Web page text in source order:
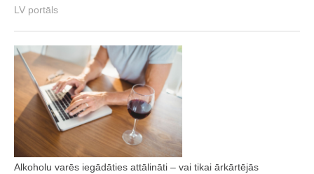
LV portāls
Alkoholu varēs iegādāties attālināti – vai tikai ārkārtējās